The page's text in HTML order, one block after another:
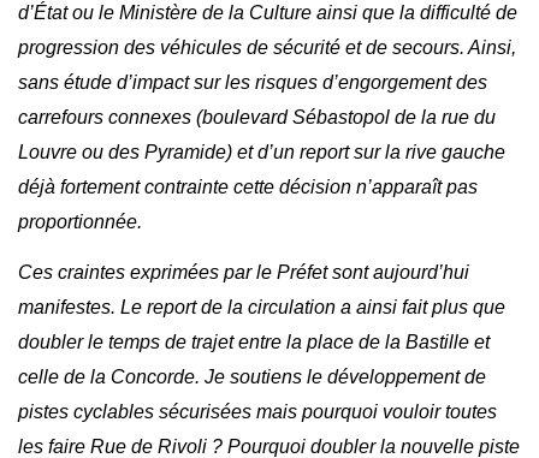
d’État ou le Ministère de la Culture ainsi que la difficulté de
progression des véhicules de sécurité et de secours. Ainsi,
sans étude d’impact sur les risques d’engorgement des
carrefours connexes (boulevard Sébastopol de la rue du
Louvre ou des Pyramide) et d’un report sur la rive gauche
déjà fortement contrainte cette décision n’apparaît pas
proportionnée.
Ces craintes exprimées par le Préfet sont aujourd’hui
manifestes. Le report de la circulation a ainsi fait plus que
doubler le temps de trajet entre la place de la Bastille et
celle de la Concorde. Je soutiens le développement de
pistes cyclables sécurisées mais pourquoi vouloir toutes
les faire Rue de Rivoli ? Pourquoi doubler la nouvelle piste